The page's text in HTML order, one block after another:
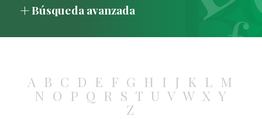
Búsqueda avanzada
A B C D E F G H I J K L M
N O P Q R S T U V W X Y
Z